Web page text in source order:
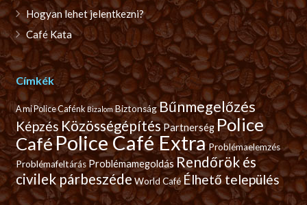
Hogyan lehet jelentkezni?
Café Kata
Címkék
A mi Police Cafénk Bizalom BiztonságBűnmegelőzés
Képzés Közösségépítés PartnerségPolice
CaféPolice Café Extra Problémaelemzés
ProblémafeltárásProblémamegoldás Rendőrök és
civilek párbeszéde World CaféÉlhető település